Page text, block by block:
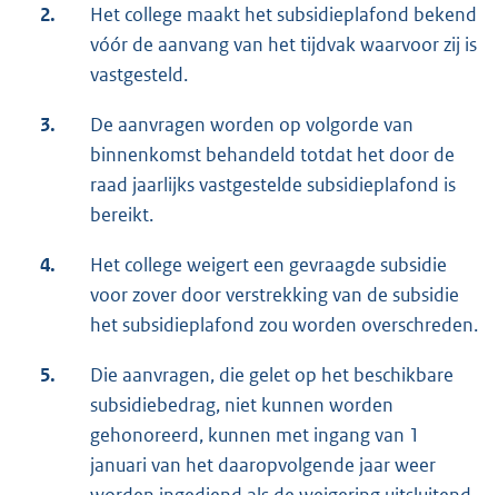
2.
Het college maakt het subsidieplafond bekend
vóór de aanvang van het tijdvak waarvoor zij is
vastgesteld.
3.
De aanvragen worden op volgorde van
binnenkomst behandeld totdat het door de
raad jaarlijks vastgestelde subsidieplafond is
bereikt.
4.
Het college weigert een gevraagde subsidie
voor zover door verstrekking van de subsidie
het subsidieplafond zou worden overschreden.
5.
Die aanvragen, die gelet op het beschikbare
subsidiebedrag, niet kunnen worden
gehonoreerd, kunnen met ingang van 1
januari van het daaropvolgende jaar weer